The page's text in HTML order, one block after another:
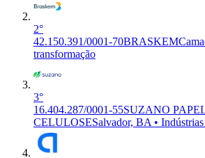
2°
42.150.391/0001-70BRASKEM
transformação
3°
16.404.287/0001-55SUZANO
CELULOSESalvador, BA •